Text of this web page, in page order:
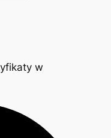
w